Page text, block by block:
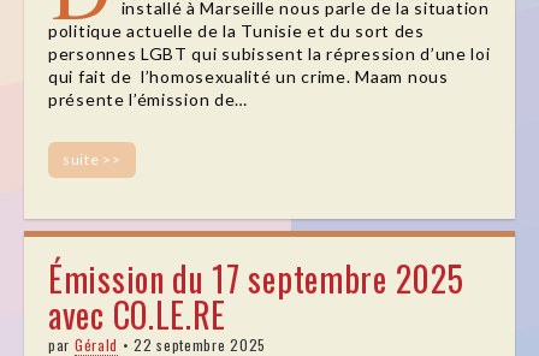
installé à Marseille nous parle de la situation
politique actuelle de la Tunisie et du sort des
personnes LGBT qui subissent la répression d’une loi
qui fait de l’homosexualité un crime. Maam nous
présente l’émission de…
suite >>
Émission du 17 septembre 2025
avec CO.LE.RE
par Gérald •22 septembre 2025